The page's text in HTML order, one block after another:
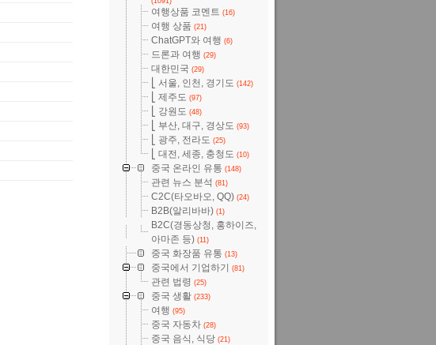
여행상품 코멘트 (16)
여행 상품 (21)
ChatGPT와 여행 (6)
드론과 여행 (29)
대한민국 (29)
⎣ 서울, 인천, 경기도 (142)
⎣ 제주도 (97)
⎣ 강원도 (48)
⎣ 부산, 대구, 경상도 (93)
⎣ 광주, 전라도 (25)
⎣ 대전, 세종, 충청도 (10)
중국 온라인 유통 (148)
관련 뉴스 분석 (81)
C2C(타오바오, QQ) (24)
B2B(알리바바) (1)
B2C(경동상청, 홍하이즈,
아마존 등) (11)
중국 화장품 유통 (13)
중국에서 기업하기 (81)
관련 법령 (25)
중국 생활 (233)
여행 (95)
중국 자동차 (28)
중국 음식, 식당 (21)